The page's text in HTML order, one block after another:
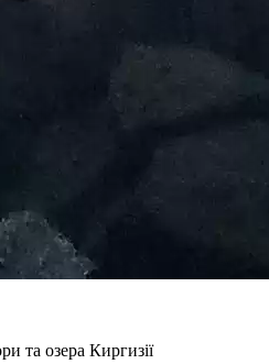
та озера Киргизії